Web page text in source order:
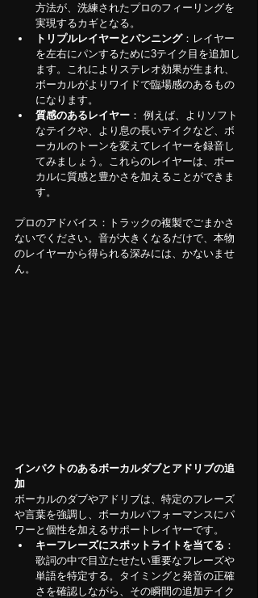
方法が、洗練されたプロのフィーリングを
実現するカギとなる。
トリプルレイヤーとパンニング：レイヤー
を左右にパンするために3テイク目を追加し
ます。これによりステレオ効果が生まれ、
ボーカルがよりワイドで臨場感のあるもの
になります。
質感のあるレイヤー ： 例えば、よりソフト
なテイクや、より息の長いテイクなど、ボ
ーカルのトーンを変えてレイヤーを録音し
てみましょう。これらのレイヤーは、ボー
カルに質感と豊かさを加えることができま
す。
プロのアドバイス：トラックの複製でごまかさ
ないでください。音が大きくなるだけで、本物
のレイヤーから得られる深みには、かないませ
ん。
インパクトのあるボーカルダブとアドリブの追
加
ボーカルのダブやアドリブは、特定のフレーズ
や言葉を強調し、ボーカルパフォーマンスにパ
ワーと個性を加えるサポートレイヤーです。
キーフレーズにスポットライトを当てる ：
歌詞の中で目立たせたい重要なフレーズや
単語を特定する。タイミングと発音の正確
さを確認しながら、その瞬間の追加テイク